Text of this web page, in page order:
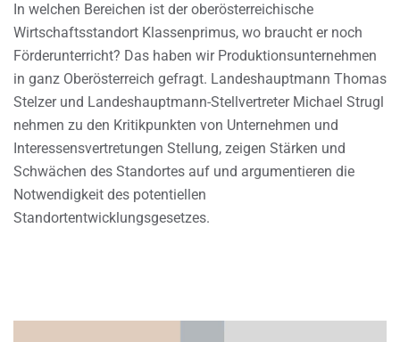
In welchen Bereichen ist der oberösterreichische
Wirtschaftsstandort Klassenprimus, wo braucht er noch
Förderunterricht? Das haben wir Produktionsunternehmen
in ganz Oberösterreich gefragt. Landeshauptmann Thomas
Stelzer und Landeshauptmann-Stellvertreter Michael Strugl
nehmen zu den Kritikpunkten von Unternehmen und
Interessensvertretungen Stellung, zeigen Stärken und
Schwächen des Standortes auf und argumentieren die
Notwendigkeit des potentiellen
Standortentwicklungsgesetzes.